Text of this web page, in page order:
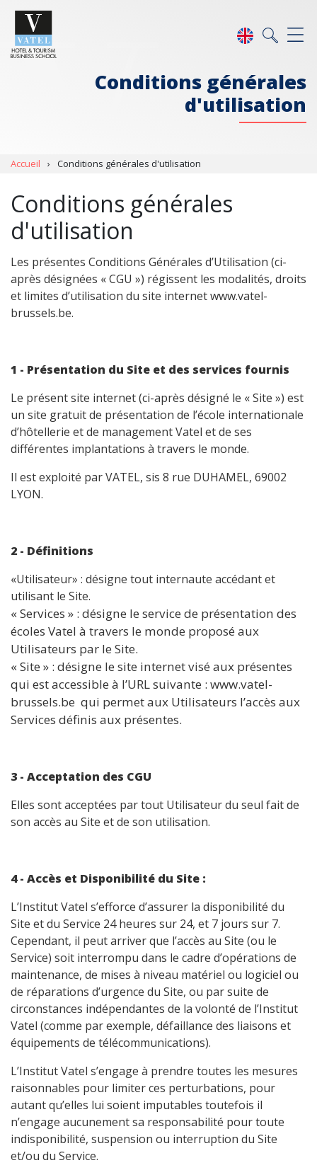
Conditions générales
d'utilisation
Accueil › Conditions générales d'utilisation
Conditions générales
d'utilisation
Les présentes Conditions Générales d’Utilisation (ci-
après désignées « CGU ») régissent les modalités, droits
et limites d’utilisation du site internet www.vatel-
brussels.be.
1 - Présentation du Site et des services fournis
Le présent site internet (ci-après désigné le « Site ») est
un site gratuit de présentation de l’école internationale
d’hôtellerie et de management Vatel et de ses
différentes implantations à travers le monde.
Il est exploité par VATEL, sis 8 rue DUHAMEL, 69002
LYON.
2 - Définitions
«Utilisateur» : désigne tout internaute accédant et
utilisant le Site.
« Services » : désigne le service de présentation des
écoles Vatel à travers le monde proposé aux
Utilisateurs par le Site.
« Site » : désigne le site internet visé aux présentes
qui est accessible à l’URL suivante : www.vatel-
brussels.be qui permet aux Utilisateurs l’accès aux
Services définis aux présentes.
3 - Acceptation des CGU
Elles sont acceptées par tout Utilisateur du seul fait de
son accès au Site et de son utilisation.
4 - Accès et Disponibilité du Site :
L’Institut Vatel s’efforce d’assurer la disponibilité du
Site et du Service 24 heures sur 24, et 7 jours sur 7.
Cependant, il peut arriver que l’accès au Site (ou le
Service) soit interrompu dans le cadre d’opérations de
maintenance, de mises à niveau matériel ou logiciel ou
de réparations d’urgence du Site, ou par suite de
circonstances indépendantes de la volonté de l’Institut
Vatel (comme par exemple, défaillance des liaisons et
équipements de télécommunications).
L’Institut Vatel s’engage à prendre toutes les mesures
raisonnables pour limiter ces perturbations, pour
autant qu’elles lui soient imputables toutefois il
n’engage aucunement sa responsabilité pour toute
indisponibilité, suspension ou interruption du Site
et/ou du Service.